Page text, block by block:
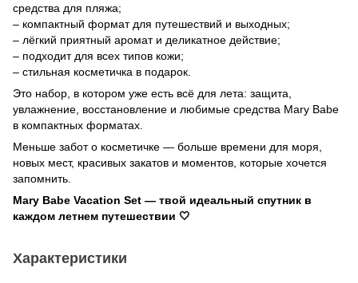
средства для пляжа;
– компактный формат для путешествий и выходных;
– лёгкий приятный аромат и деликатное действие;
– подходит для всех типов кожи;
– стильная косметичка в подарок.
Это набор, в котором уже есть всё для лета: защита,
увлажнение, восстановление и любимые средства Mary Babe
в компактных форматах.
Меньше забот о косметичке — больше времени для моря,
новых мест, красивых закатов и моментов, которые хочется
запомнить.
Mary Babe Vacation Set — твой идеальный спутник в
каждом летнем путешествии 🤍
Характеристики